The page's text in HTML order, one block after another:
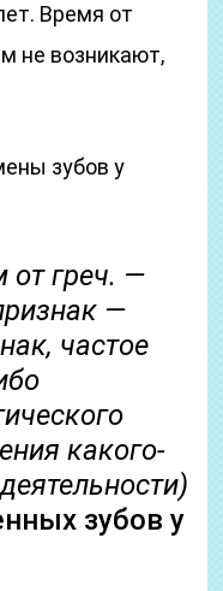
Время от
не возникают,
зубов у
от греч. —
—
частое
какого-
зубов у